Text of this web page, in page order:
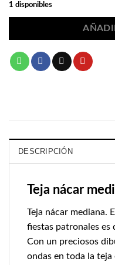
1 disponibles
DESCRIPCIÓN
Teja nácar
Teja nácar mediana.
fiestas patronales es
Con un preciosos
ondas en toda la teja